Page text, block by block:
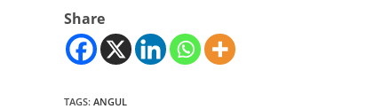
Share
TAGS: ANGUL